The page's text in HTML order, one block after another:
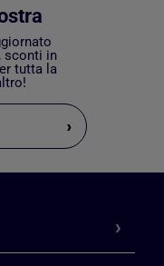
sconti in
tutta la
›